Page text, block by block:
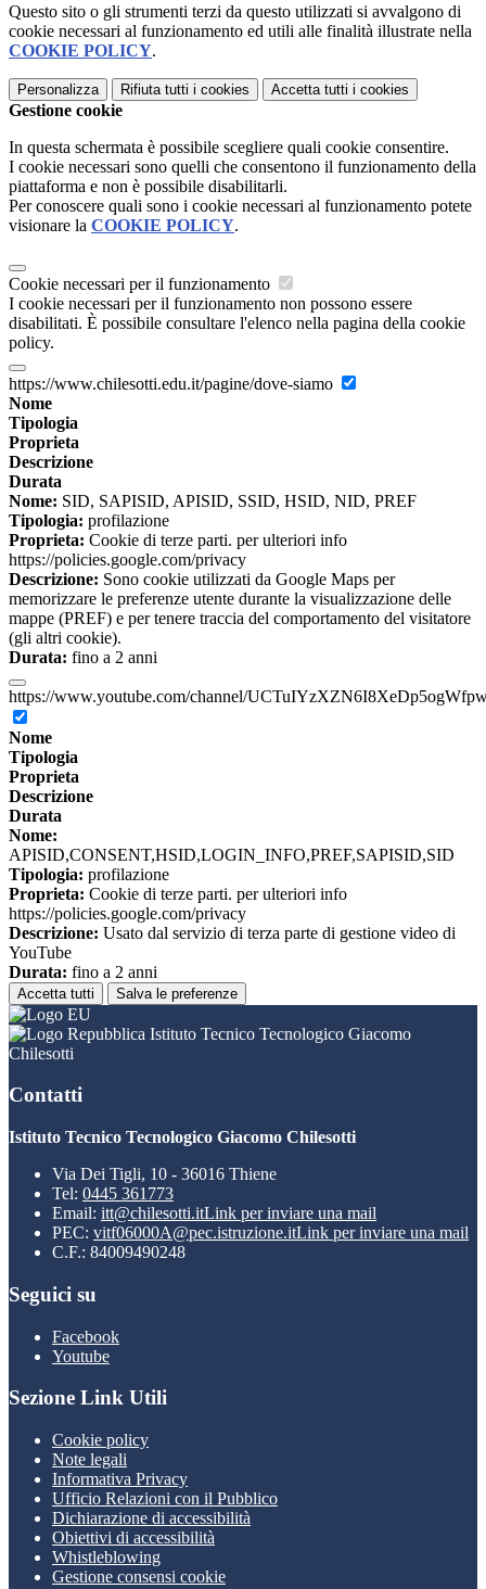
Questo sito o gli strumenti terzi da questo utilizzati si avvalgono di
cookie necessari al funzionamento ed utili alle finalità illustrate nella
COOKIE POLICY.
Personalizza Rifiuta tutti i cookies Accetta tutti i cookies
Gestione cookie
In questa schermata è possibile scegliere quali cookie consentire.
I cookie necessari sono quelli che consentono il funzionamento della
piattaforma e non è possibile disabilitarli.
Per conoscere quali sono i cookie necessari al funzionamento potete
visionare la COOKIE POLICY.
Cookie necessari per il funzionamento
I cookie necessari per il funzionamento non possono essere
disabilitati. È possibile consultare l'elenco nella pagina della cookie
policy.
https://www.chilesotti.edu.it/pagine/dove-siamo
Nome
Tipologia
Proprieta
Descrizione
Durata
Nome: SID, SAPISID, APISID, SSID, HSID, NID, PREF
Tipologia: profilazione
Proprieta: Cookie di terze parti. per ulteriori info
https://policies.google.com/privacy
Descrizione: Sono cookie utilizzati da Google Maps per
memorizzare le preferenze utente durante la visualizzazione delle
mappe (PREF) e per tenere traccia del comportamento del visitatore
(gli altri cookie).
Durata: fino a 2 anni
https://www.youtube.com/channel/
Nome
Tipologia
Proprieta
Descrizione
Durata
Nome:
APISID,CONSENT,HSID,LOGIN_INFO,PREF,SAPISID,SID
Tipologia: profilazione
Proprieta: Cookie di terze parti. per ulteriori info
https://policies.google.com/privacy
Descrizione: Usato dal servizio di terza parte di gestione video di
YouTube
Durata: fino a 2 anni
Accetta tutti Salva le preferenze
Istituto Tecnico Tecnologico Giacomo
Chilesotti
Contatti
Istituto Tecnico Tecnologico Giacomo Chilesotti
Via Dei Tigli, 10 - 36016 Thiene
Tel: 0445 361773
Email: itt@chilesotti.itLink per inviare una mail
PEC: vitf06000A@pec.istruzione.itLink per inviare una mail
C.F.: 84009490248
Seguici su
Facebook
Youtube
Sezione Link Utili
Cookie policy
Note legali
Informativa Privacy
Ufficio Relazioni con il Pubblico
Dichiarazione di accessibilità
Obiettivi di accessibilità
Whistleblowing
Gestione consensi cookie